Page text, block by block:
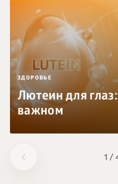
1 /
ЗДОРОВЬЕ
Лютеин для
важном